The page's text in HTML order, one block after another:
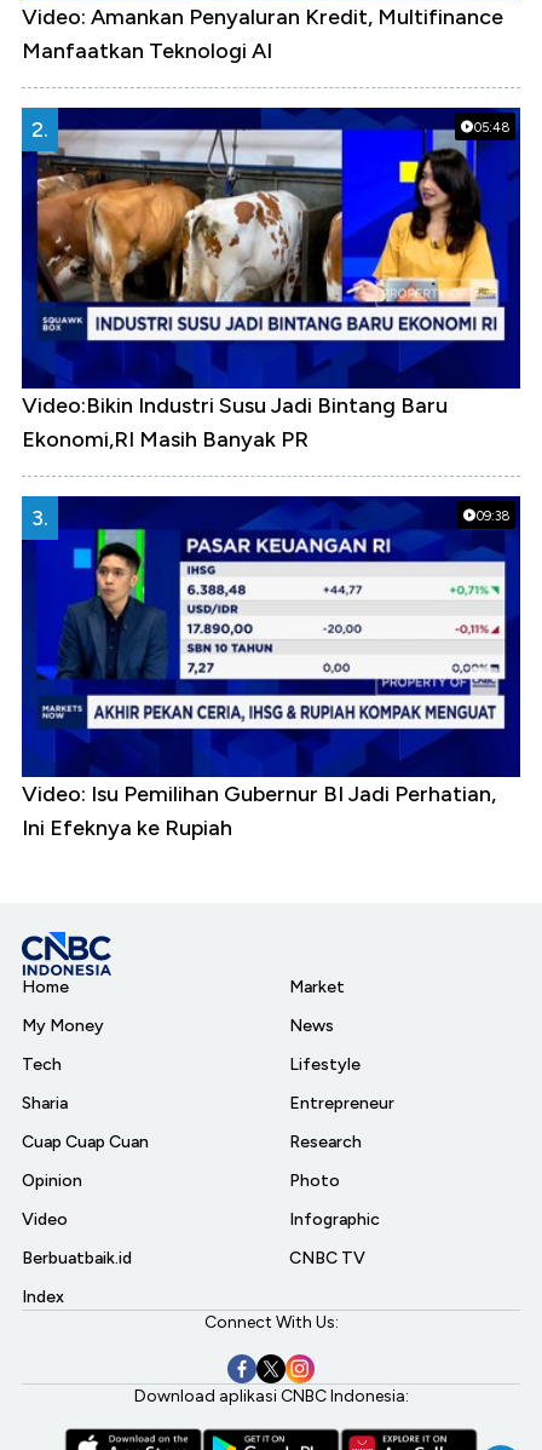
Video: Amankan Penyaluran Kredit, Multifinance
Manfaatkan Teknologi AI
05:48
2.
Video:Bikin Industri Susu Jadi Bintang Baru
Ekonomi,RI Masih Banyak PR
09:38
3.
Video: Isu Pemilihan Gubernur BI Jadi Perhatian,
Ini Efeknya ke Rupiah
Home
My Money
Tech
Sharia
Cuap Cuap Cuan
Opinion
Video
Berbuatbaik.id
Index
Market
News
Lifestyle
Entrepreneur
Research
Photo
Infographic
CNBC TV
Connect With Us:
Download aplikasi CNBC Indonesia: